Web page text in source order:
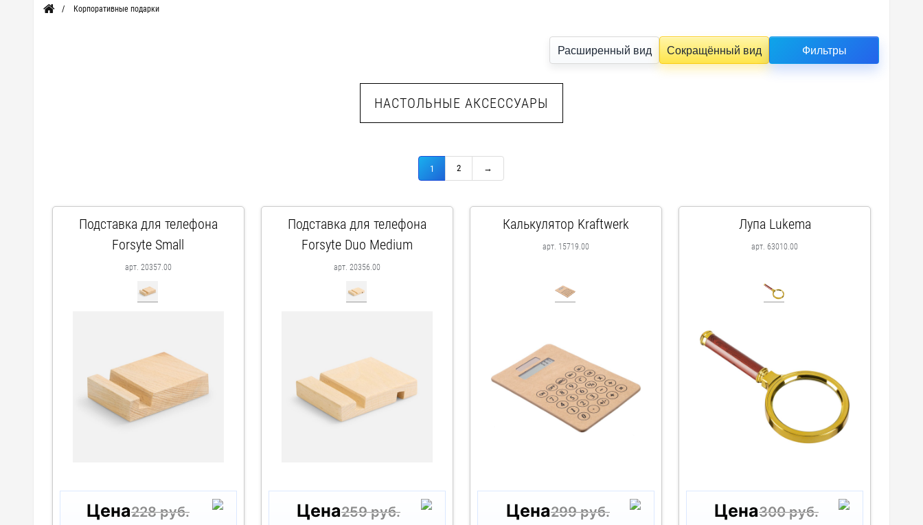
Главная Корпоративные подарки
Расширенный вид Сокращённый вид Фильтры
НАСТОЛЬНЫЕ АКСЕССУАРЫ
1 2 →
Подставка для телефона
Forsyte Small
арт. 20357.00
Цена228 руб.
Подставка для телефона
Forsyte Duo Medium
арт. 20356.00
Цена259 руб.
Калькулятор Kraftwerk
арт. 15719.00
Цена299 руб.
Лупа Lukema
арт. 63010.00
Цена300 руб.